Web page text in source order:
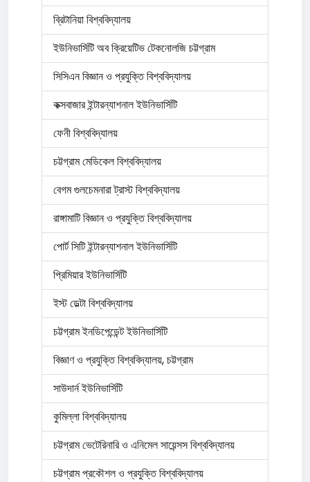
ব্রিটানিয়া বিশ্ববিদ্যালয়
ইউনিভার্সিটি অব ক্রিয়েটিভ টেকনোলজি চট্টগ্রাম
সিসিএন বিজ্ঞান ও প্রযুক্তি বিশ্ববিদ্যালয়
কক্সবাজার ইন্টারন্যাশনাল ইউনিভার্সিটি
ফেনী বিশ্ববিদ্যালয়
চট্টগ্রাম মেডিকেল বিশ্ববিদ্যালয়
বেগম গুলচেমনারা ট্রাস্ট বিশ্ববিদ্যালয়
রাঙ্গামাটি বিজ্ঞান ও প্রযুক্তি বিশ্ববিদ্যালয়
পোর্ট সিটি ইন্টারন্যাশনাল ইউনিভার্সিটি
প্রিমিয়ার ইউনিভার্সিটি
ইস্ট ডেল্টা বিশ্ববিদ্যালয়
চট্টগ্রাম ইনডিপেন্ডেন্ট ইউনিভার্সিটি
বিজ্ঞাণ ও প্রযুক্তি বিশ্ববিদ্যালয়, চট্টগ্রাম
সাউদার্ন ইউনিভার্সিটি
কুমিল্লা বিশ্ববিদ্যালয়
চট্টগ্রাম ভেটেরিনারি ও এনিমেল সায়েন্সস বিশ্ববিদ্যালয়
চট্টগ্রাম প্রকৌশল ও প্রযুক্তি বিশ্ববিদ্যালয়